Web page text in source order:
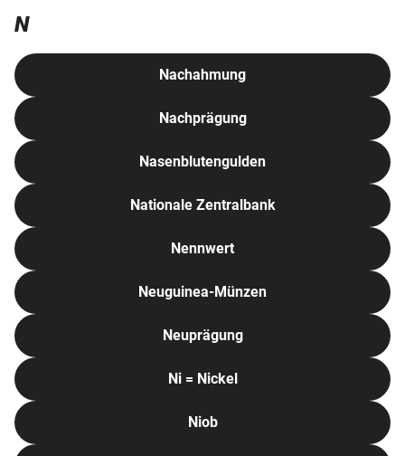
N
Nachahmung
Nachprägung
Nasenblutengulden
Nationale Zentralbank
Nennwert
Neuguinea-Münzen
Neuprägung
Ni = Nickel
Niob